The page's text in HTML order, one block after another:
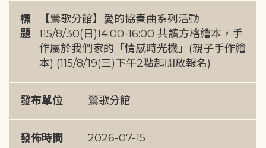
標
題
【鶯歌分館】愛的協奏曲系列活動
115/8/30(日)14:00-16:00 共讀方格繪本，手
作屬於我們家的「情感時光機」(親子手作繪
本) (115/8/19(三)下午2點起開放報名)
發布單位 鶯歌分館
發佈時間 2026-07-15